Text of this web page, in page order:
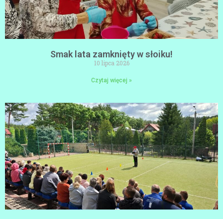
Smak lata zamknięty w słoiku!
10 lipca 2026
Czytaj więcej »